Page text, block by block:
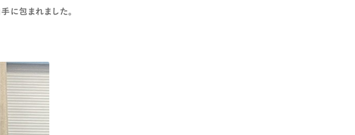
に包まれました。